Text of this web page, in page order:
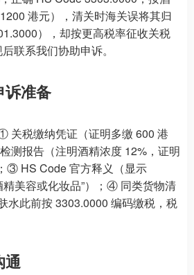
港元），清关时海关误将其归
），却按更高税率征收关税
联系我们协助申诉。
诉准备
关税缴纳凭证（证明多缴 600 港
测报告（注明酒精浓度 12%，证明
③ HS Code 官方释义（显示
精美容或化妆品”）；④ 同类货物清
水此前按 3303.0000 编码缴税，税
通